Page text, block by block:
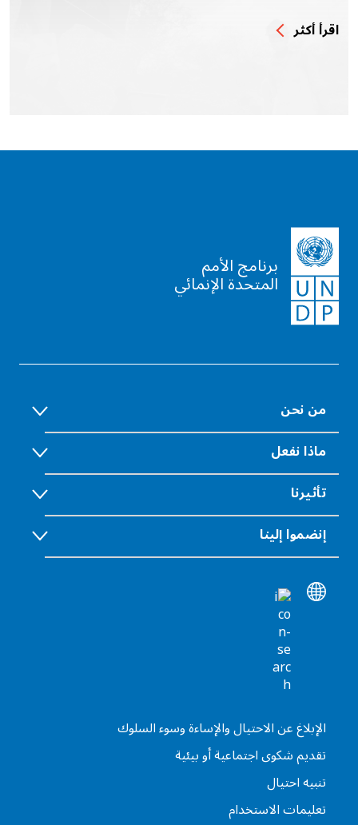
اقرأ أكثر
برنامج الأمم
المتحدة الإنمائي
من نحن
ماذا نفعل
تأثيرنا
إنضموا إلينا
الإبلاغ عن الاحتيال والإساءة وسوء السلوك
تقديم شكوى اجتماعية أو بيئية
تنبيه احتيال
تعليمات الاستخدام